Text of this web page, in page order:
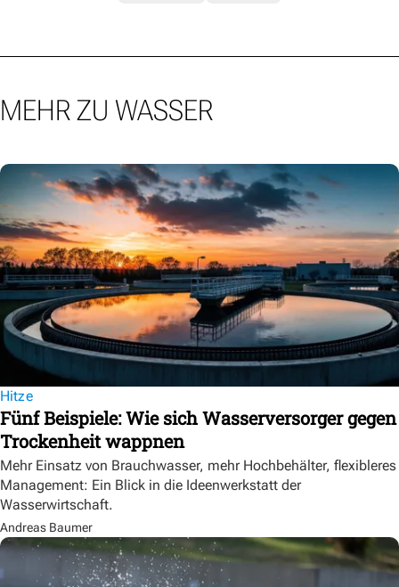
MEHR ZU WASSER
Hitze
Fünf Beispiele: Wie sich Wasserversorger gegen
Trockenheit wappnen
Mehr Einsatz von Brauchwasser, mehr Hochbehälter, flexibleres
Management: Ein Blick in die Ideenwerkstatt der
Wasserwirtschaft.
Andreas Baumer